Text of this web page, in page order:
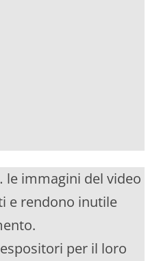
le immagini del video
e rendono inutile
per il loro